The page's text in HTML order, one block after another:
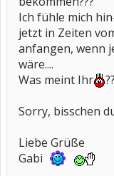
Ich fühle mich
jetzt in Zeiten
anfangen, wenn
wäre....
Was meint Ihr
Sorry, bisschen
Liebe Grüße
Gabi